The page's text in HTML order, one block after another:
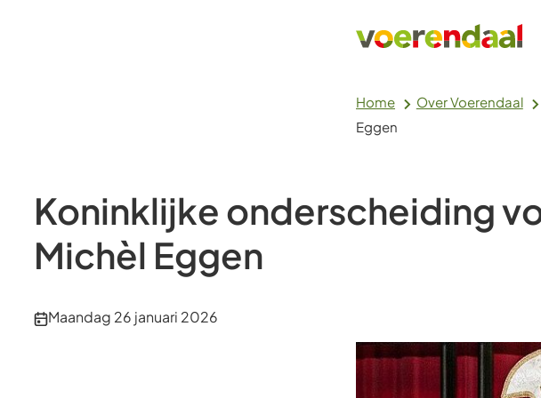
Home Over Voerendaal
Eggen
Koninklijke onderscheiding
Michèl Eggen
Publicatiedatum:
Maandag 26 januari 2026